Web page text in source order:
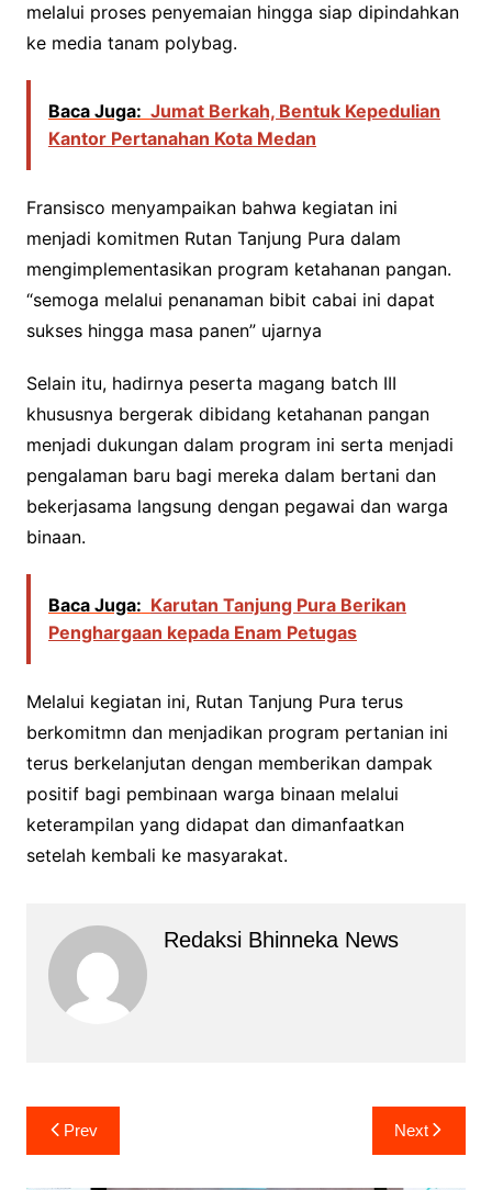
melalui proses penyemaian hingga siap dipindahkan
ke media tanam polybag.
Baca Juga: Jumat Berkah, Bentuk Kepedulian
Kantor Pertanahan Kota Medan
Fransisco menyampaikan bahwa kegiatan ini
menjadi komitmen Rutan Tanjung Pura dalam
mengimplementasikan program ketahanan pangan.
“semoga melalui penanaman bibit cabai ini dapat
sukses hingga masa panen” ujarnya
Selain itu, hadirnya peserta magang batch III
khususnya bergerak dibidang ketahanan pangan
menjadi dukungan dalam program ini serta menjadi
pengalaman baru bagi mereka dalam bertani dan
bekerjasama langsung dengan pegawai dan warga
binaan.
Baca Juga: Karutan Tanjung Pura Berikan
Penghargaan kepada Enam Petugas
Melalui kegiatan ini, Rutan Tanjung Pura terus
berkomitmn dan menjadikan program pertanian ini
terus berkelanjutan dengan memberikan dampak
positif bagi pembinaan warga binaan melalui
keterampilan yang didapat dan dimanfaatkan
setelah kembali ke masyarakat.
Redaksi Bhinneka News
Navigasi
pos
Prev Next